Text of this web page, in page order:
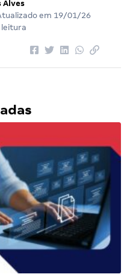
Alves
em 19/01/26
leitura